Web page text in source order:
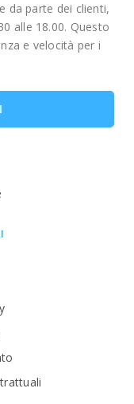
da parte dei clienti,
alle 18.00. Questo
e velocità per i